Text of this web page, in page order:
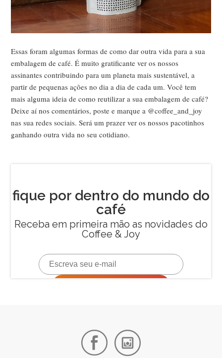
Essas foram algumas formas de como dar outra vida para a sua
embalagem de café. É muito gratificante ver os nossos
assinantes contribuindo para um planeta mais sustentável, a
partir de pequenas ações no dia a dia de cada um. Você tem
mais alguma ideia de como reutilizar a sua embalagem de café?
Deixe aí nos comentários, poste e marque a @coffee_and_joy
nas sua redes sociais. Será um prazer ver os nossos pacotinhos
ganhando outra vida no seu cotidiano.